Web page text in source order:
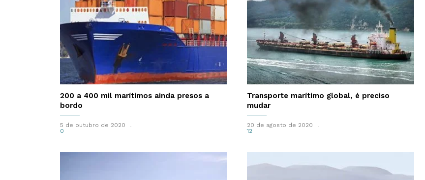
200 a 400 mil marítimos ainda presos a
bordo
5 de outubro de 2020
0
Transporte marítimo global, é preciso
mudar
20 de agosto de 2020
12